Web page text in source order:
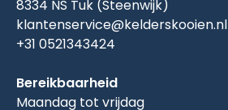
8334 NS Tuk (Steenwijk)
klantenservice@kelderskooien.nl
+31 0521343424
Bereikbaarheid
Maandag tot vrijdag